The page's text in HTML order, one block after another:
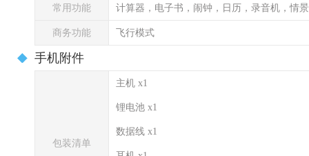
常用功能 计算器，电子书，闹钟，日历，录音机，情
商务功能 飞行模式
手机附件
包装清单
主机 x1
锂电池 x1
数据线 x1